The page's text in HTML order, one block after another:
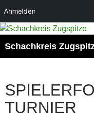
Anmelden
Zum
springen
Schachkreis
TURNIER